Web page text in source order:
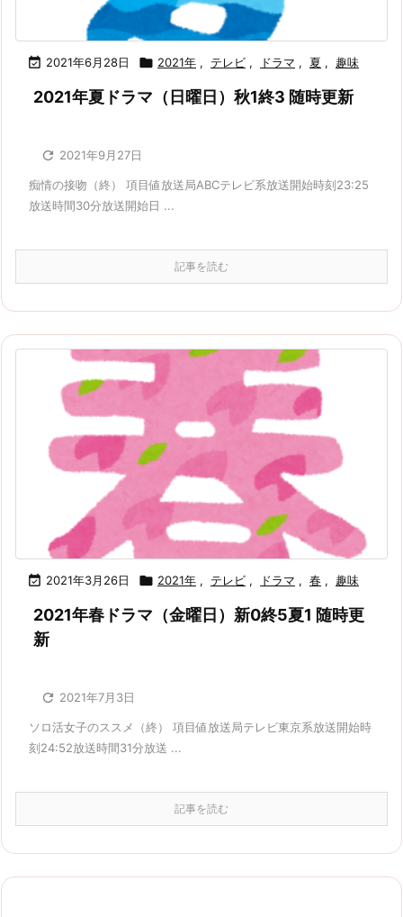
 2021年6月28日  2021年 , テレビ , ドラマ , 夏 , 趣味
2021年夏ドラマ（日曜日）秋1終3 随時更新
 2021年9月27日
痴情の接吻（終） 項目値放送局ABCテレビ系放送開始時刻23:25
放送時間30分放送開始日 ...
記事を読む
 2021年3月26日  2021年 , テレビ , ドラマ , 春 , 趣味
2021年春ドラマ（金曜日）新0終5夏1 随時更
新
 2021年7月3日
ソロ活女子のススメ（終） 項目値放送局テレビ東京系放送開始時
刻24:52放送時間31分放送 ...
記事を読む